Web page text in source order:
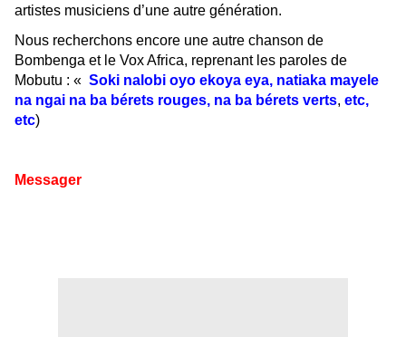
artistes musiciens d’une autre génération.
Nous recherchons encore une autre chanson de
Bombenga et le Vox Africa, reprenant les paroles de
Mobutu : « Soki nalobi oyo ekoya eya, natiaka mayele
na ngai na ba bérets rouges, na ba bérets verts, etc,
etc)
Messager